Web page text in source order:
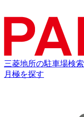
三菱地所の駐車場検索
月極を探す